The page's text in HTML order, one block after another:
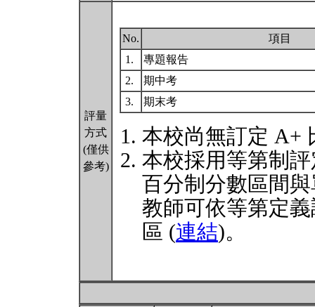
評量
方式
(僅供
參考)
No.
項目
1.
專題報告
2.
期中考
3.
期末考
本校尚無訂定 A+
本校採用等第制
百分制分數區間
教師可依等第定
區 (連結)。